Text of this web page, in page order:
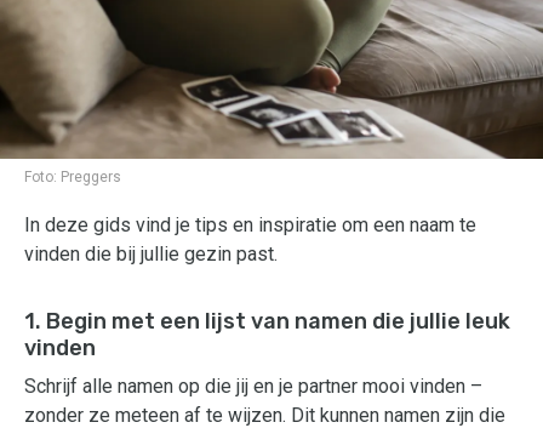
Foto: Preggers
In deze gids vind je tips en inspiratie om een naam te
vinden die bij jullie gezin past.
1. Begin met een lijst van namen die jullie leuk
vinden
Schrijf alle namen op die jij en je partner mooi vinden –
zonder ze meteen af te wijzen. Dit kunnen namen zijn die